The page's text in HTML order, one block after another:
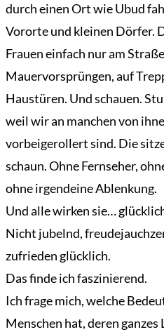
durch einen Ort wie Ubud
Vororte und kleinen Dörfer.
Frauen einfach nur am
Mauervorsprüngen, auf
Haustüren. Und schauen.
weil wir an manchen von
vorbeigerollert sind. Die
schaun. Ohne Fernseher,
ohne irgendeine Ablenkung.
Und alle wirken sie…
Nicht jubelnd,
zufrieden glücklich.
Das finde ich faszinierend.
Ich frage mich, welche
Menschen hat, deren